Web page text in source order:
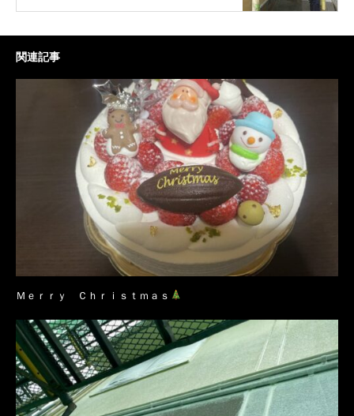
関連記事
Ｍｅｒｒｙ Ｃｈｒｉｓｔｍａｓ